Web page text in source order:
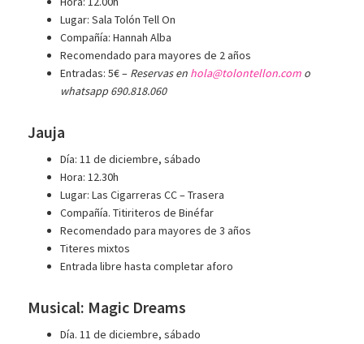
Lugar: Sala Tolón Tell On
Compañía: Hannah Alba
Recomendado para mayores de 2 años
Entradas: 5€ – Reservas en hola@tolontellon.com o
whatsapp 690.818.060
Jauja
Día: 11 de diciembre, sábado
Hora: 12.30h
Lugar: Las Cigarreras CC – Trasera
Compañía. Titiriteros de Binéfar
Recomendado para mayores de 3 años
Titeres mixtos
Entrada libre hasta completar aforo
Musical: Magic Dreams
Día. 11 de diciembre, sábado